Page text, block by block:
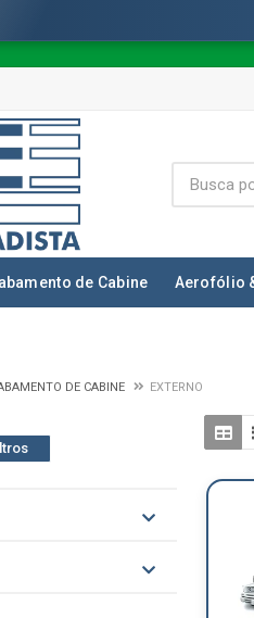
de Cabine Aerofólio
DE CABINE EXTERNO